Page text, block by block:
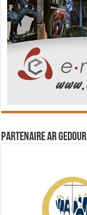
Partenaire Ar Gedour